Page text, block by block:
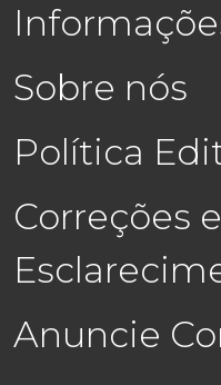
Sobre nós
Política
Correções e
Anuncie